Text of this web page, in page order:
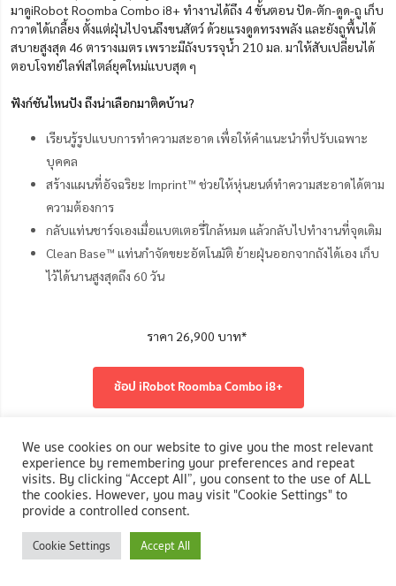
มาดูiRobot Roomba Combo i8+ ทำงานได้ถึง 4 ขั้นตอน ปัด-ตัก-ดูด-ถู เก็บ
กวาดได้เกลี้ยง ตั้งแต่ฝุ่นไปจนถึงขนสัตว์ ด้วยแรงดูดทรงพลัง และยังถูพื้นได้
สบายสูงสุด 46 ตารางเมตร เพราะมีถังบรรจุน้ำ 210 มล. มาให้สับเปลี่ยนได้
ตอบโจทย์ไลฟ์สไตล์ยุคใหม่แบบสุด ๆ
ฟังก์ชันไหนปัง ถึงน่าเลือกมาติดบ้าน?
เรียนรู้รูปแบบการทำความสะอาด เพื่อให้คำแนะนำที่ปรับเฉพาะ
บุคคล
สร้างแผนที่อัจฉริยะ Imprint™ ช่วยให้หุ่นยนต์ทำความสะอาดได้ตาม
ความต้องการ
กลับแท่นชาร์จเองเมื่อแบตเตอรี่ใกล้หมด แล้วกลับไปทำงานที่จุดเดิม
Clean Base™ แท่นกำจัดขยะอัตโนมัติ ย้ายฝุ่นออกจากถังได้เอง เก็บ
ไว้ได้นานสูงสุดถึง 60 วัน
ราคา 26,900 บาท*
ช้อป iRobot Roomba Combo i8+
10. ดูแลตัวเองได้ ไม่ต้องพึ่งใคร ต้อง Roborock S8 Pro Ultra
We use cookies on our website to give you the most relevant
experience by remembering your preferences and repeat
visits. By clicking “Accept All”, you consent to the use of ALL
the cookies. However, you may visit "Cookie Settings" to
provide a controlled consent.
Cookie Settings Accept All